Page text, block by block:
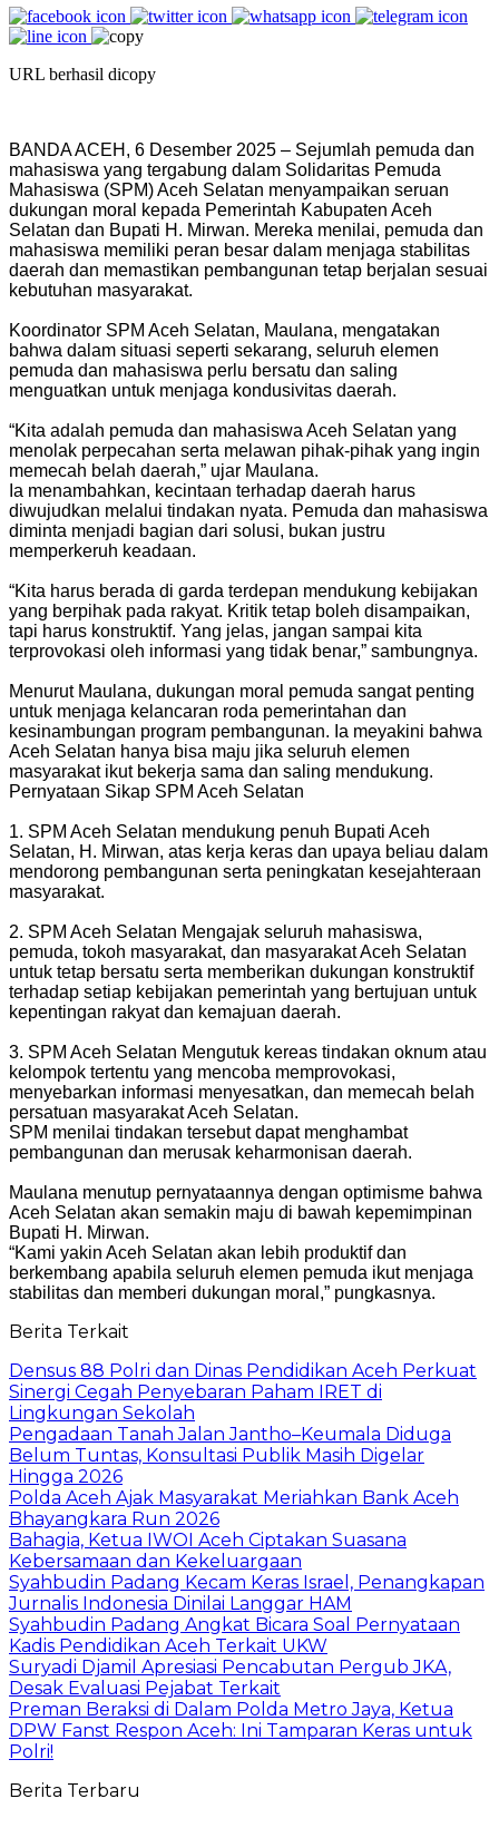
URL berhasil dicopy
BANDA ACEH, 6 Desember 2025 – Sejumlah pemuda dan
mahasiswa yang tergabung dalam Solidaritas Pemuda
Mahasiswa (SPM) Aceh Selatan menyampaikan seruan
dukungan moral kepada Pemerintah Kabupaten Aceh
Selatan dan Bupati H. Mirwan. Mereka menilai, pemuda dan
mahasiswa memiliki peran besar dalam menjaga stabilitas
daerah dan memastikan pembangunan tetap berjalan sesuai
kebutuhan masyarakat.
‎Koordinator SPM Aceh Selatan, Maulana, mengatakan
bahwa dalam situasi seperti sekarang, seluruh elemen
pemuda dan mahasiswa perlu bersatu dan saling
menguatkan untuk menjaga kondusivitas daerah.
“Kita adalah pemuda dan mahasiswa Aceh Selatan yang
menolak perpecahan serta melawan pihak-pihak yang ingin
memecah belah daerah,” ujar Maulana.
‎Ia menambahkan, kecintaan terhadap daerah harus
diwujudkan melalui tindakan nyata. Pemuda dan mahasiswa
diminta menjadi bagian dari solusi, bukan justru
memperkeruh keadaan.
‎“Kita harus berada di garda terdepan mendukung kebijakan
yang berpihak pada rakyat. Kritik tetap boleh disampaikan,
tapi harus konstruktif. Yang jelas, jangan sampai kita
terprovokasi oleh informasi yang tidak benar,” sambungnya.
Menurut Maulana, dukungan moral pemuda sangat penting
untuk menjaga kelancaran roda pemerintahan dan
kesinambungan program pembangunan. Ia meyakini bahwa
Aceh Selatan hanya bisa maju jika seluruh elemen
masyarakat ikut bekerja sama dan saling mendukung.
‎Pernyataan Sikap SPM Aceh Selatan
‎1. SPM Aceh Selatan mendukung penuh Bupati Aceh
Selatan, H. Mirwan, atas kerja keras dan upaya beliau dalam
mendorong pembangunan serta peningkatan kesejahteraan
masyarakat.
‎2. SPM Aceh Selatan Mengajak seluruh mahasiswa,
pemuda, tokoh masyarakat, dan masyarakat Aceh Selatan
untuk tetap bersatu serta memberikan dukungan konstruktif
terhadap setiap kebijakan pemerintah yang bertujuan untuk
kepentingan rakyat dan kemajuan daerah.
‎3. SPM Aceh Selatan Mengutuk kereas tindakan oknum atau
kelompok tertentu yang mencoba memprovokasi,
menyebarkan informasi menyesatkan, dan memecah belah
persatuan masyarakat Aceh Selatan.
SPM menilai tindakan tersebut dapat menghambat
pembangunan dan merusak keharmonisan daerah.
‎Maulana menutup pernyataannya dengan optimisme bahwa
Aceh Selatan akan semakin maju di bawah kepemimpinan
Bupati H. Mirwan.
‎“Kami yakin Aceh Selatan akan lebih produktif dan
berkembang apabila seluruh elemen pemuda ikut menjaga
stabilitas dan memberi dukungan moral,” pungkasnya.
Berita Terkait
Densus 88 Polri dan Dinas Pendidikan Aceh Perkuat
Sinergi Cegah Penyebaran Paham IRET di
Lingkungan Sekolah
Pengadaan Tanah Jalan Jantho–Keumala Diduga
Belum Tuntas, Konsultasi Publik Masih Digelar
Hingga 2026
Polda Aceh Ajak Masyarakat Meriahkan Bank Aceh
Bhayangkara Run 2026
Bahagia, Ketua IWOI Aceh Ciptakan Suasana
Kebersamaan dan Kekeluargaan
Syahbudin Padang Kecam Keras Israel, Penangkapan
Jurnalis Indonesia Dinilai Langgar HAM
Syahbudin Padang Angkat Bicara Soal Pernyataan
Kadis Pendidikan Aceh Terkait UKW
Suryadi Djamil Apresiasi Pencabutan Pergub JKA,
Desak Evaluasi Pejabat Terkait
Preman Beraksi di Dalam Polda Metro Jaya, Ketua
DPW Fanst Respon Aceh: Ini Tamparan Keras untuk
Polri!
Berita Terbaru